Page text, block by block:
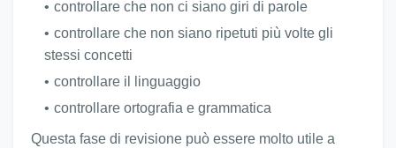
controllare che non ci siano giri di parole
controllare che non siano ripetuti più volte gli
stessi concetti
controllare il linguaggio
controllare ortografia e grammatica
Questa fase di revisione può essere molto utile a